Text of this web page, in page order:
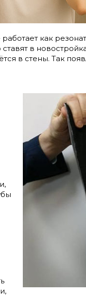
как
в
в стены. Так